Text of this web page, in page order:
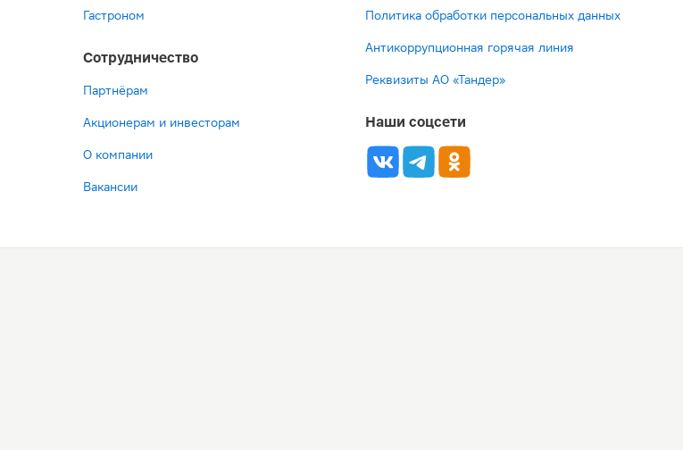
Гастроном
Сотрудничество
Партнёрам
Акционерам и инвесторам
О компании
Вакансии
Политика обработки персональных данных
Антикоррупционная горячая линия
Реквизиты АО «Тандер»
Наши соцсети